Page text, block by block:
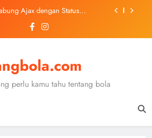
Ajax dengan Status
Mohamed Salah, Tes
Agustus
Provinsi
Barcelona, Transfer
Rekor Penjualan WSL
Mohamed Salah, Tes
Agustus
perlu kamu tahu tentang bola